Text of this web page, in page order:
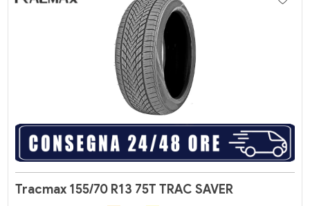
Tracmax 155/70 R13 75T TRAC SAVER